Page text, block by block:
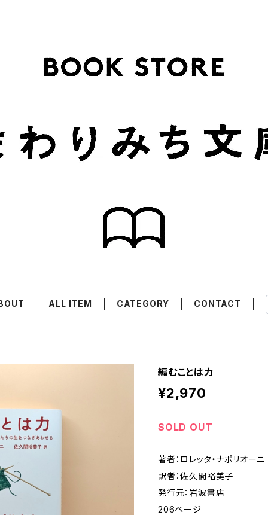
ALL ITEM CATEGORY CONTACT
編むことは力
¥2,970
SOLD OUT
著者：ロレッタ・ナポリオーニ
訳者：佐久間裕美子
発行元：岩波書店
206ページ